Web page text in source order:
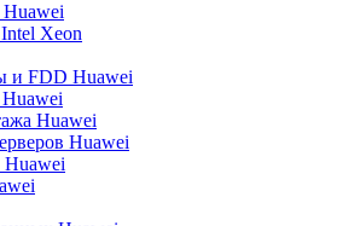
Xeon
и FDD Huawei
Huawei
Huawei
Huawei